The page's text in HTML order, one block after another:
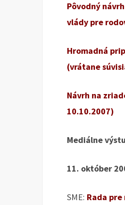
Pôvodný
vlády pre
Hromadná
(vrátane
Návrh na
10.10.2007)
Mediálne
11. október
SME: Rada